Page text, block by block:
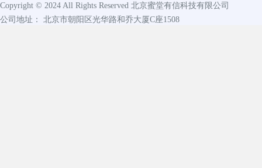
Copyright © 2024 All Rights Reserved 北京蜜堂有信科技有限公司
公司地址： 北京市朝阳区光华路和乔大厦C座1508